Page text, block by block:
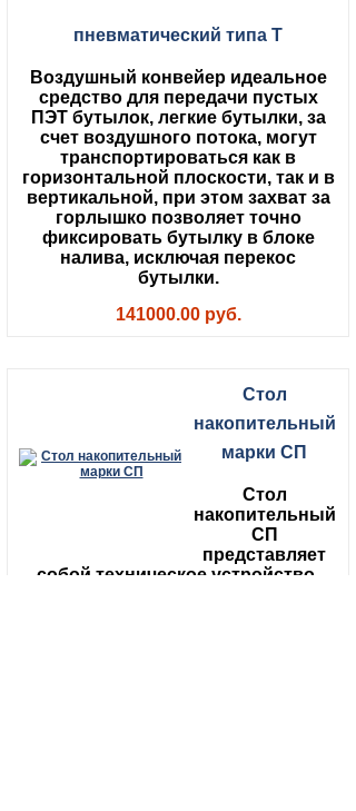
пневматический типа Т
Воздушный конвейер идеальное
средство для передачи пустых
ПЭТ бутылок, легкие бутылки, за
счет воздушного потока, могут
транспортироваться как в
горизонтальной плоскости, так и в
вертикальной, при этом захват за
горлышко позволяет точно
фиксировать бутылку в блоке
налива, исключая перекос
бутылки.
141000.00 руб.
Стол
накопительный
марки СП
Стол
накопительный
СП
представляет
собой техническое устройство,